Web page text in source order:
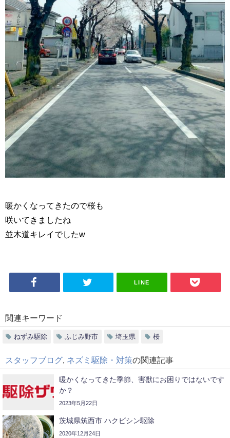
暖かくなってきたので桜も
咲いてきましたね
並木道キレイでしたw
LINE
関連キーワード
ねずみ駆除 ふじみ野市 埼玉県 桜
スタッフブログ ネズミ駆除・対策の関連記事
暖かくなってきた季節、害獣にお困りではないです
か？
2023年5月22日
茨城県筑西市 ハクビシン駆除
2020年12月24日